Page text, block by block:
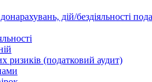
дій/бездіяльності
ризиків (податковий аудит)